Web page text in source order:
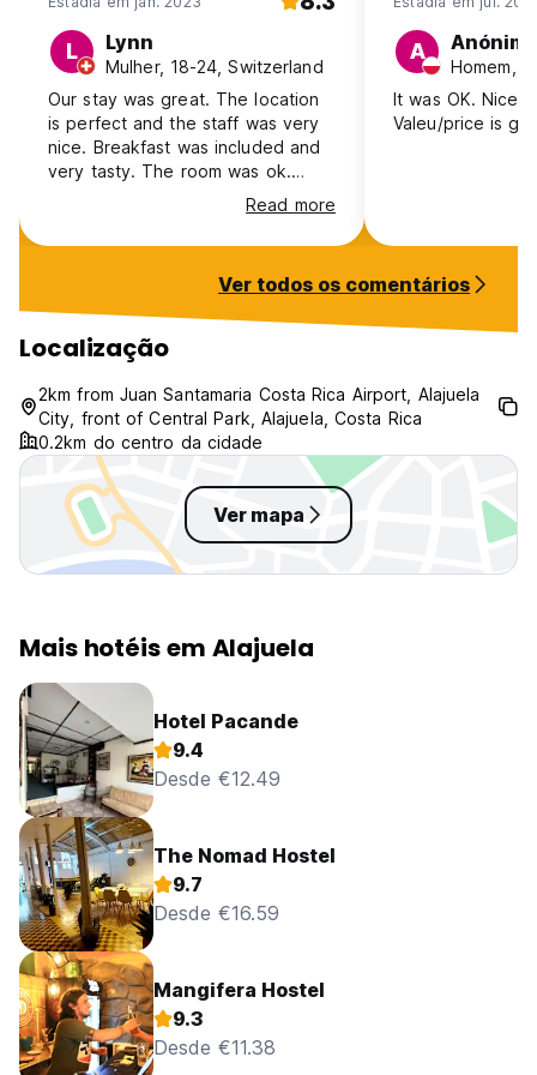
L Lynn
Mulher, 18-24, Switzerland
Our stay was great. The location
is perfect and the staff was very
nice. Breakfast was included and
very tasty. The room was ok.
Spacious room with a large bed,
only thing we didn't like so much
was that there was no door to the
extremely thin (we could here our
neighbor snor) But overall a great
hotel for a short stay!
Read more
A
Homem,
It was OK. Nice
Valeu/price is
Ver todos os comentários
Localização
2km from Juan Santamaria Costa Rica Airport, Alajuela
City, front of Central Park, Alajuela, Costa Rica
0.2km do centro da cidade
Ver mapa
Mais hotéis em Alajuela
Hotel Pacande
9.4
Desde €12.49
The Nomad Hostel
9.7
Desde €16.59
Mangifera Hostel
9.3
Desde €11.38